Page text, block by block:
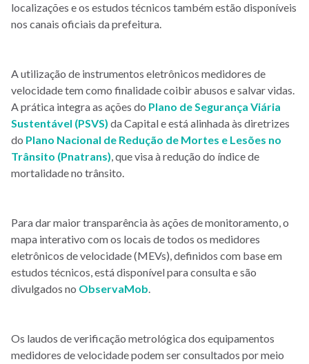
localizações e os estudos técnicos também estão disponíveis
nos canais oficiais da prefeitura.
A utilização de instrumentos eletrônicos medidores de
velocidade tem como finalidade coibir abusos e salvar vidas.
A prática integra as ações do Plano de Segurança Viária
Sustentável (PSVS) da Capital e está alinhada às diretrizes
do Plano Nacional de Redução de Mortes e Lesões no
Trânsito (Pnatrans), que visa à redução do índice de
mortalidade no trânsito.
Para dar maior transparência às ações de monitoramento, o
mapa interativo com os locais de todos os medidores
eletrônicos de velocidade (MEVs), definidos com base em
estudos técnicos, está disponível para consulta e são
divulgados no ObservaMob.
Os laudos de verificação metrológica dos equipamentos
medidores de velocidade podem ser consultados por meio